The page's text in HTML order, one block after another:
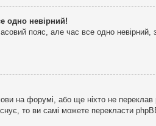
одно невірний!
пояс, але час все одно невірний,
на форумі, або ще ніхто не
то ви самі можете перекласти